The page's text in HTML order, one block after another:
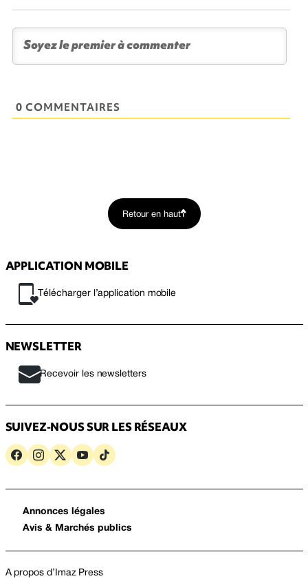
0 COMMENTAIRES
Retour en haut
APPLICATION MOBILE
Télécharger l’application mobile
NEWSLETTER
Recevoir les newsletters
SUIVEZ-NOUS SUR LES RÉSEAUX
Annonces légales
Avis & Marchés publics
A propos d’Imaz Press